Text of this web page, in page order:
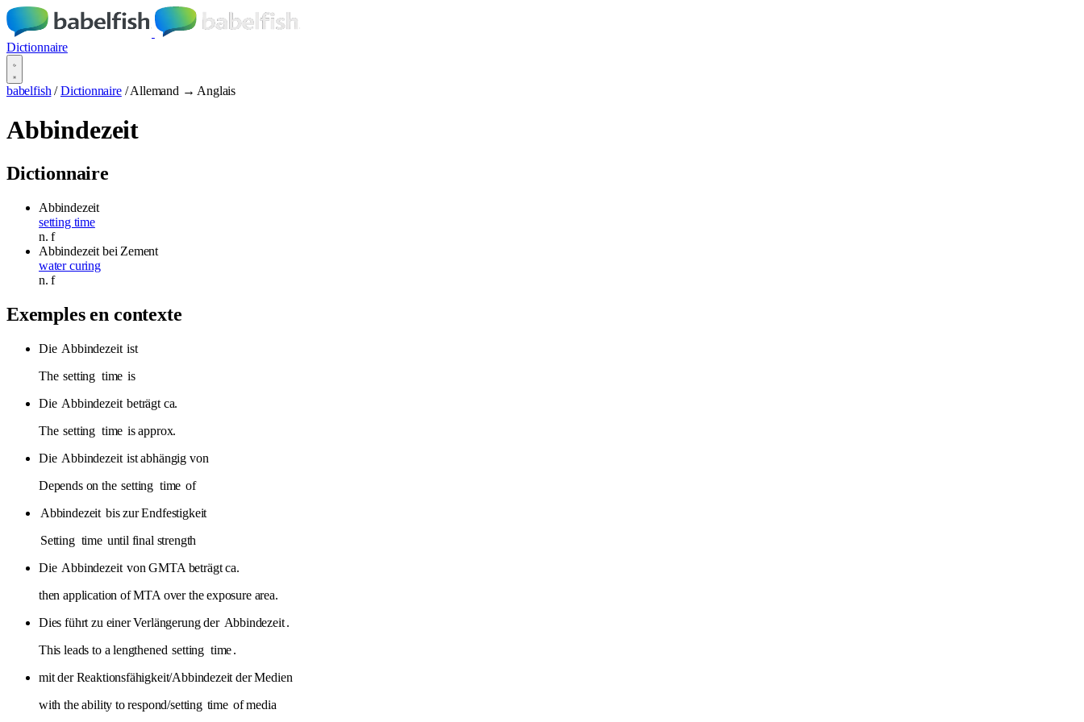
Dictionnaire
babelfish / Dictionnaire / Allemand → Anglais
Abbindezeit
Dictionnaire
Abbindezeit
setting time
n.f
Abbindezeit bei Zement
water curing
n.f
Exemples en contexte
Die Abbindezeit ist
The setting time is
Die Abbindezeit beträgt ca.
The setting time is approx.
Die Abbindezeit ist abhängig von
Depends on the setting time of
Abbindezeit bis zur Endfestigkeit
Setting time until final strength
Die Abbindezeit von GMTA beträgt ca.
then application of MTA over the exposure area.
Dies führt zu einer Verlängerung der Abbindezeit .
This leads to a lengthened setting time.
mit der Reaktionsfähigkeit/Abbindezeit der Medien
with the ability to respond/setting time of media